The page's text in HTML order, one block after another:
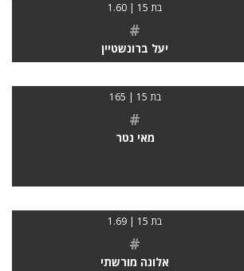
בת 15 | 1.60
#
יעל ברונשטיין
בת 15 | 165
#
מאי נטר
בת 15 | 1.69
#
אלונה מורשתי